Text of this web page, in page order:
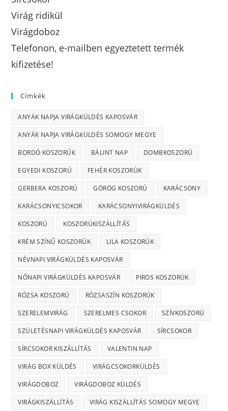
Virág ridikül
Virágdoboz
Telefonon, e-mailben egyeztetett termék
kifizetése!
Címkék
ANYÁK NAPJA VIRÁGKÜLDÉS KAPOSVÁR
ANYÁK NAPJA VIRÁGKÜLDÉS SOMOGY MEGYE
BORDÓ KOSZORÚK BÁLINT NAP DOMBKOSZORÚ
EGYEDI KOSZORÚ FEHÉR KOSZORÚK
GERBERA KOSZORÚ GÖRÖG KOSZORÚ KARÁCSONY
KARÁCSONYICSOKOR KARÁCSONYIVIRÁGKÜLDÉS
KOSZORÚ KOSZORÚKISZÁLLÍTÁS
KRÉM SZÍNŰ KOSZORÚK LILA KOSZORÚK
NÉVNAPI VIRÁGKÜLDÉS KAPOSVÁR
NŐNAPI VIRÁGKÜLDÉS KAPOSVÁR PIROS KOSZORÚK
RÓZSA KOSZORÚ RÓZSASZÍN KOSZORÚK
SZERELEMVIRÁG SZERELMES CSOKOR SZÍVKOSZORÚ
SZÜLETÉSNAPI VIRÁGKÜLDÉS KAPOSVÁR SÍRCSOKOR
SÍRCSOKOR KISZÁLLÍTÁS VALENTIN NAP
VIRÁG BOX KÜLDÉS VIRÁGCSOKORKÜLDÉS
VIRÁGDOBOZ VIRÁGDOBOZ KÜLDÉS
VIRÁGKISZÁLLÍTÁS VIRÁG KISZÁLLÍTÁS SOMOGY MEGYE